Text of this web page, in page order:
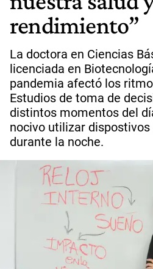
rendimiento”
La doctora en Ciencias
licenciada en
pandemia afectó los
Estudios de toma de
distintos momentos del
nocivo utilizar
durante la noche.